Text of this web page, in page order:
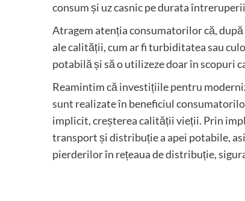
consum și uz casnic pe durata
Atragem atenția consumatorilor că,
ale calității, cum ar fi turbiditatea sau
potabilă și să o utilizeze doar în scopuri
Reamintim că investițiile pentru
sunt realizate în beneficiul
implicit, creșterea calității vieții. Prin
transport și distribuție a apei potabile,
pierderilor în rețeaua de distribuție,